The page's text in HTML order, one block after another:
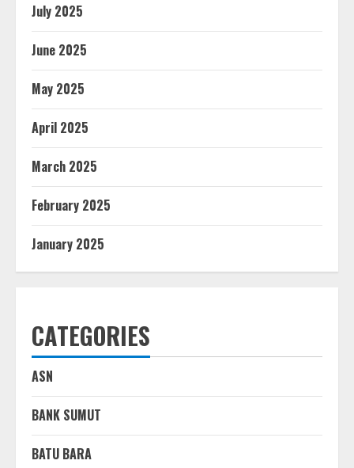
July 2025
June 2025
May 2025
April 2025
March 2025
February 2025
January 2025
CATEGORIES
ASN
BANK SUMUT
BATU BARA